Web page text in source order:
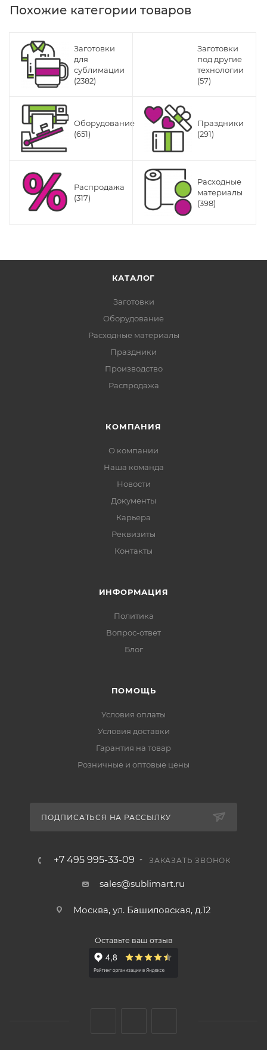
Похожие категории товаров
Заготовки
для
сублимации
(2382)
Заготовки
под другие
технологии
(57)
Оборудование
(651)
Праздники
(291)
Распродажа
(317)
Расходные
материалы
(398)
КАТАЛОГ
Заготовки
Оборудование
Расходные материалы
Праздники
Производство
Распродажа
КОМПАНИЯ
О компании
Наша команда
Новости
Документы
Карьера
Реквизиты
Контакты
ИНФОРМАЦИЯ
Политика
Вопрос-ответ
Блог
ПОМОЩЬ
Условия оплаты
Условия доставки
Гарантия на товар
Розничные и оптовые цены
ПОДПИСАТЬСЯ НА РАССЫЛКУ
+7 495 995-33-09 ЗАКАЗАТЬ ЗВОНОК
sales@sublimart.ru
Москва, ул. Башиловская, д.12
Оставьте ваш отзыв